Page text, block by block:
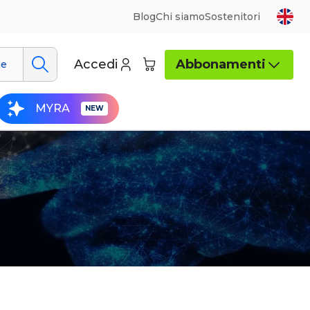
BlogChi siamoSostenitori
Accedi Abbonamenti
MYRA